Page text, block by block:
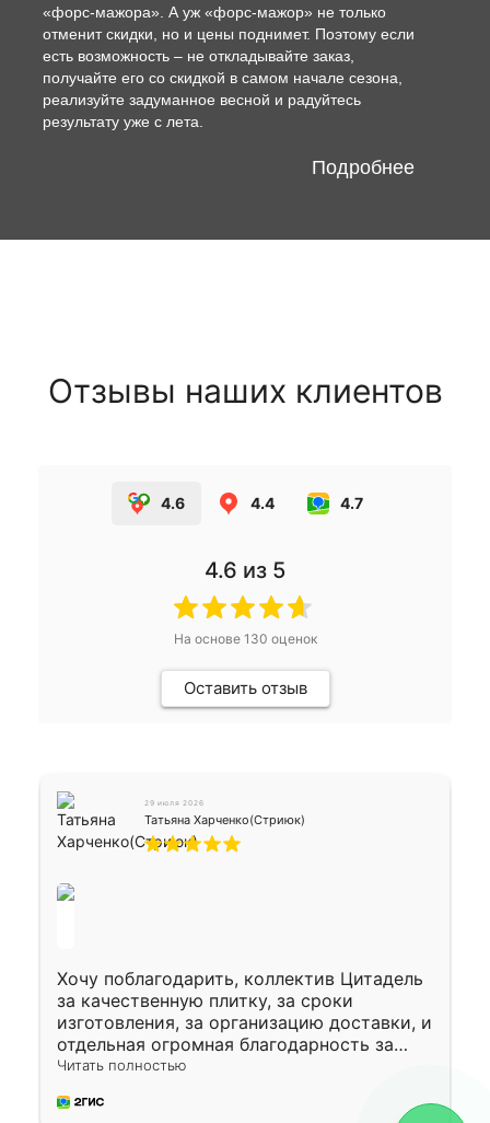
«форс-мажора». А уж «форс-мажор» не только
отменит скидки, но и цены поднимет. Поэтому если
есть возможность – не откладывайте заказ,
получайте его со скидкой в самом начале сезона,
реализуйте задуманное весной и радуйтесь
результату уже с лета.
Подробнее
Отзывы наших клиентов
4.6 4.4 4.7
4.6 из 5
На основе 130 оценок
Оставить отзыв
29 июля 2026
Татьяна Харченко(Стриюк)
Хочу поблагодарить, коллектив Цитадель
за качественную плитку, за сроки
изготовления, за организацию доставки, и
отдельная огромная благодарность за
укладку плитки Оганесу, за два дня 70 кв,
Читать полностью